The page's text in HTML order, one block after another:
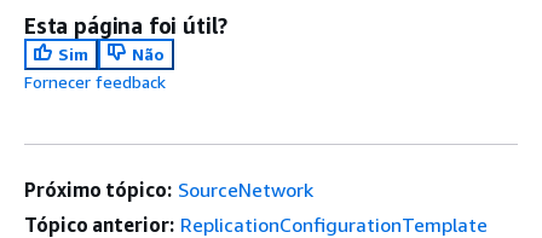
Esta página foi útil?
Sim
Não
Fornecer feedback
Próximo tópico: SourceNetwork
Tópico anterior: ReplicationConfigurationTemplate